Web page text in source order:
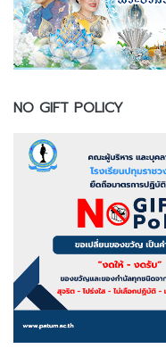
NO GIFT POLICY